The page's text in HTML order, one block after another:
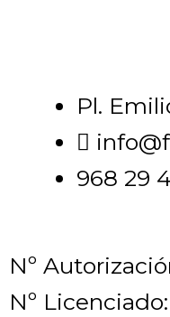
Pl.
968 29
Nº
Nº Licenciado: